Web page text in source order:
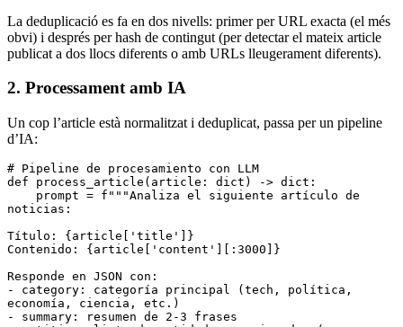
La deduplicació es fa en dos nivells: primer per URL exacta (el més
obvi) i després per hash de contingut (per detectar el mateix article
publicat a dos llocs diferents o amb URLs lleugerament diferents).
2. Processament amb IA
Un cop l’article està normalitzat i deduplicat, passa per un pipeline
d’IA:
# Pipeline de procesamiento con LLM
def process_article ( article : dict ) -> dict :
    prompt
= f """Analiza el siguiente artículo de
noticias:
Título: { article 'title'
}
Contenido: { article 'content' : 3000
}
Responde en JSON con:
- category: categoría principal (tech, política,
economía, ciencia, etc.)
- summary: resumen de 2-3 frases